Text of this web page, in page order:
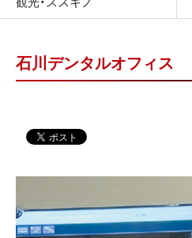
石川デンタルオフィス